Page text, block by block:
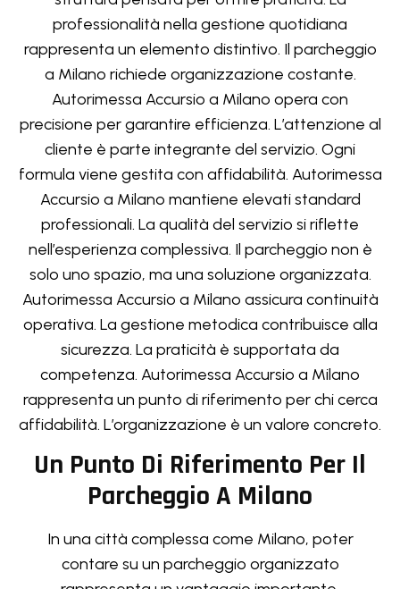
professionalità nella gestione quotidiana
rappresenta un elemento distintivo. Il parcheggio
a Milano richiede organizzazione costante.
Autorimessa Accursio a Milano opera con
precisione per garantire efficienza. L’attenzione al
cliente è parte integrante del servizio. Ogni
formula viene gestita con affidabilità. Autorimessa
Accursio a Milano mantiene elevati standard
professionali. La qualità del servizio si riflette
nell’esperienza complessiva. Il parcheggio non è
solo uno spazio, ma una soluzione organizzata.
Autorimessa Accursio a Milano assicura continuità
operativa. La gestione metodica contribuisce alla
sicurezza. La praticità è supportata da
competenza. Autorimessa Accursio a Milano
rappresenta un punto di riferimento per chi cerca
affidabilità. L’organizzazione è un valore concreto.
Un Punto Di Riferimento Per Il
Parcheggio A Milano
In una città complessa come Milano, poter
contare su un parcheggio organizzato